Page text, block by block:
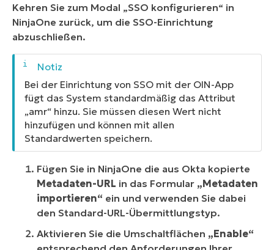
Kehren Sie zum Modal „SSO konfigurieren“ in
NinjaOne zurück, um die SSO-Einrichtung
abzuschließen.
Bei der Einrichtung von SSO mit der OIN-App
fügt das System standardmäßig das Attribut
„amr“ hinzu. Sie müssen diesen Wert nicht
hinzufügen und können mit allen
Standardwerten speichern.
Fügen Sie in NinjaOne die aus Okta kopierte
Metadaten-URL in das Formular „Metadaten
importieren“ ein und verwenden Sie dabei
den Standard-URL-Übermittlungstyp.
Aktivieren Sie die Umschaltflächen „Enable“